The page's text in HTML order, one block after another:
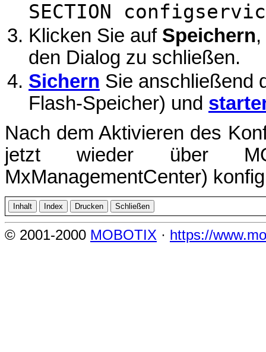
SECTION
Klicken Sie auf Speichern
den Dialog zu schließen.
Sichern Sie anschließend
Flash-Speicher) und
Nach dem Aktivieren des
jetzt wieder über
MxManagementCenter)
© 2001-2000 MOBOTIX · https://